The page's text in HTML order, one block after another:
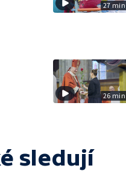
27 min
26 min
sledují